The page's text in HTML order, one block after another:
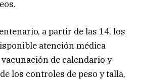
a partir de las 14, los
atención médica
de calendario y
los controles de peso y talla,